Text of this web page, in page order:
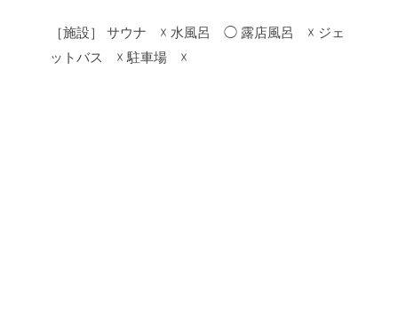
［施設］ サウナ ☓ 水風呂 ◯ 露店風呂 ☓ ジェ
ットバス ☓ 駐車場 ☓